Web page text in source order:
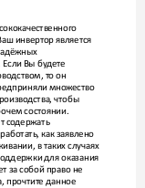
ачественного
инвертор является
Если Вы будете
дством, то он
множество
дства, чтобы
состоянии.
содержать
как заявлено
в таких случаях
для оказания
за собой право не
прочтите данное